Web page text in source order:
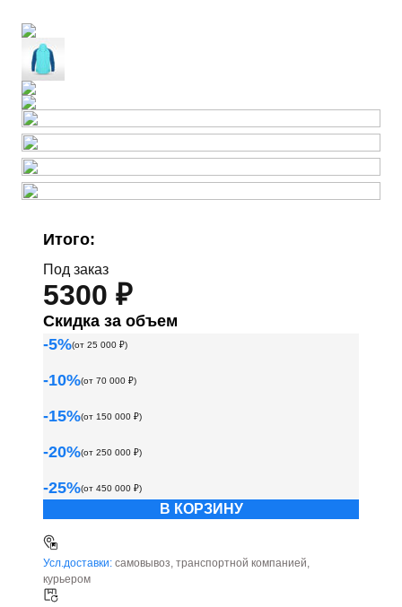
Итого:
Под заказ
5300 ₽
Скидка за объем
-5%(от 25 000 ₽)
-10%(от 70 000 ₽)
-15%(от 150 000 ₽)
-20%(от 250 000 ₽)
-25%(от 450 000 ₽)
В КОРЗИНУ
Усл.доставки: самовывоз, транспортной компанией,
курьером